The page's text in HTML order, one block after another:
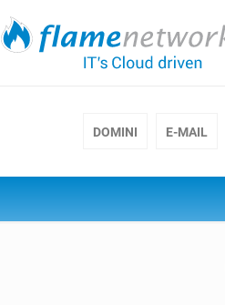
DOMINI E-MAIL